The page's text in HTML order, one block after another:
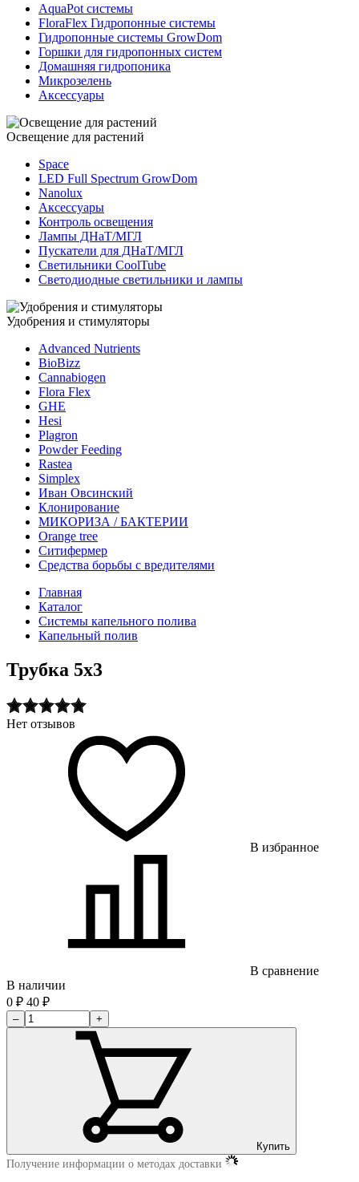
AquaPot системы
FloraFlex Гидропонные системы
Гидропонные системы GrowDom
Горшки для гидропонных систем
Домашняя гидропоника
Микрозелень
Аксессуары
Освещение для растений
Space
LED Full Spectrum GrowDom
Nanolux
Аксессуары
Контроль освещения
Лампы ДНаТ/МГЛ
Пускатели для ДНаТ/МГЛ
Светильники CoolTube
Светодиодные светильники и лампы
Удобрения и стимуляторы
Advanced Nutrients
BioBizz
Cannabiogen
Flora Flex
GHE
Hesi
Plagron
Powder Feeding
Rastea
Simplex
Иван Овсинский
Клонирование
МИКОРИЗА / БАКТЕРИИ
Оrange tree
Ситифермер
Средства борьбы с вредителями
Главная
Каталог
Системы капельного полива
Капельный полив
Трубка 5х3
Нет отзывов
В избранное
В сравнение
В наличии
0 ₽ 40 ₽
– +
Купить
Получение информации о методах доставки